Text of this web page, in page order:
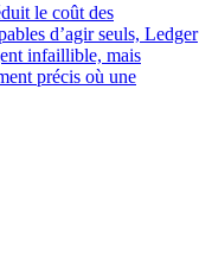
le coût des
d’agir seuls, Ledger
infaillible, mais
précis où une